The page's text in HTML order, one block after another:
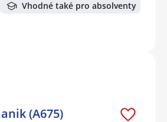
Vhodné také pro absolventy
(A675)